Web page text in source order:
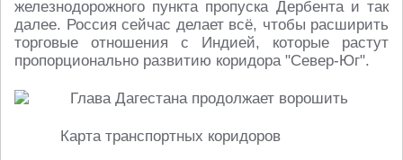
железнодорожного пункта пропуска Дербента и так
далее. Россия сейчас делает всё, чтобы расширить
торговые отношения с Индией, которые растут
пропорционально развитию коридора "Север-Юг".
Карта транспортных коридоров